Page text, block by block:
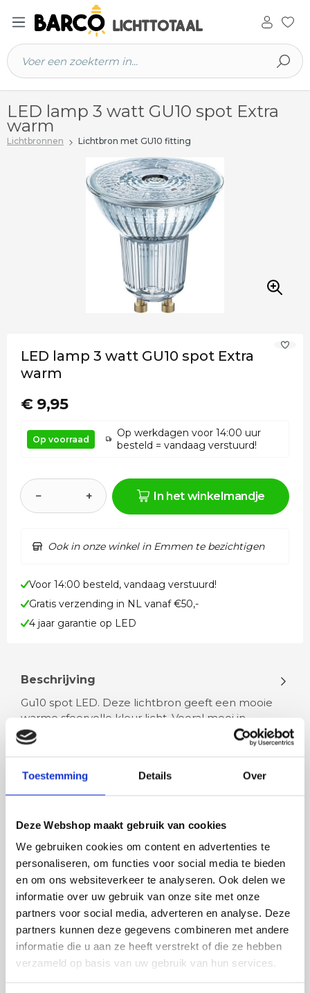
Toestemming Details Over
Deze Webshop maakt gebruik van cookies
We gebruiken cookies om content en advertenties te
personaliseren, om functies voor social media te bieden
en om ons websiteverkeer te analyseren. Ook delen we
informatie over uw gebruik van onze site met onze
partners voor social media, adverteren en analyse. Deze
partners kunnen deze gegevens combineren met andere
informatie die u aan ze heeft verstrekt of die ze hebben
verzameld op basis van uw gebruik van hun services.
hoofdinhoud
LED lamp 3 watt GU10 spot Extra
warm
Lichtbronnen Lichtbron met GU10 fitting
LED lamp 3 watt GU10 spot Extra
warm
€ 9,95
Op voorraad
Op werkdagen voor 14:00 uur
besteld = vandaag verstuurd!
− + In het winkelmandje
Ook in onze winkel in Emmen te bezichtigen
Voor 14:00 besteld, vandaag verstuurd!
Gratis verzending in NL vanaf €50,-
4 jaar garantie op LED
Beschrijving
Gu10 spot LED. Deze lichtbron geeft een mooie
warme sfeervolle kleur licht. Vooral mooi in
armaturen die u voor sfeer wilt g…
Lees meer
Rian
Fijne site waar ik een mooie
lamp heb uitgekozen en
besteld. De volgende dag
werd deze al bezorgd. Super
netjes en veilig verpakt.
Anne
Het bestellen,
leveren verliep vlot en
volledig naar wens.
artikel is zeer mooi
veel sfeer, het is ook
eenvoudig te